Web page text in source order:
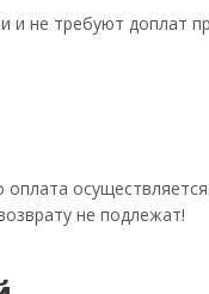
не требуют доплат
не подлежат!